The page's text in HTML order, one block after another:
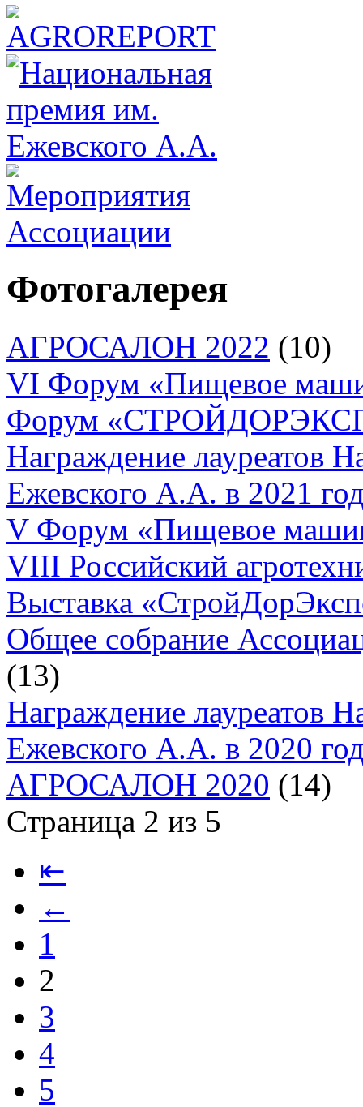
Фотогалерея
АГРОСАЛОН 2022 (10)
VI Форум «Пищевое
Форум
Награждение лауреатов
Ежевского А.А. в 2021
V Форум «Пищевое
VIII Российский
Выставка
Общее собрание
(13)
Награждение лауреатов
Ежевского А.А. в 2020
АГРОСАЛОН 2020 (14)
Страница 2 из 5
⇤
←
1
2
3
4
5